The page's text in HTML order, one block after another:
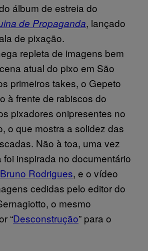
álbum de estreia do
de Propaganda, lançado
de pixação.
repleta de imagens bem
atual do pixo em São
primeiros takes, o Gepeto
à frente de rabiscos do
pixadores onipresentes no
o que mostra a solidez das
Não à toa, uma vez
foi inspirada no documentário
Bruno Rodrigues, e o vídeo
cedidas pelo editor do
o mesmo
“Desconstrução” para o